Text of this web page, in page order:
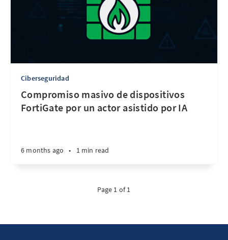
Ciberseguridad
Compromiso masivo de dispositivos
FortiGate por un actor asistido por IA
6 months ago • 1 min read
Page 1 of 1